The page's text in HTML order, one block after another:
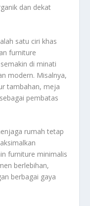
dan dekat
satu ciri khas
furniture
di minati
modern. Misalnya,
tambahan, meja
pembatas
rumah tetap
furniture minimalis
berlebihan,
berbagai gaya